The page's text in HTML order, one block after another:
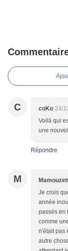
C coKo 24/
Voilà qui
une
Répondre
M
Je crois
année
passés en
comme
n'était pas
autre